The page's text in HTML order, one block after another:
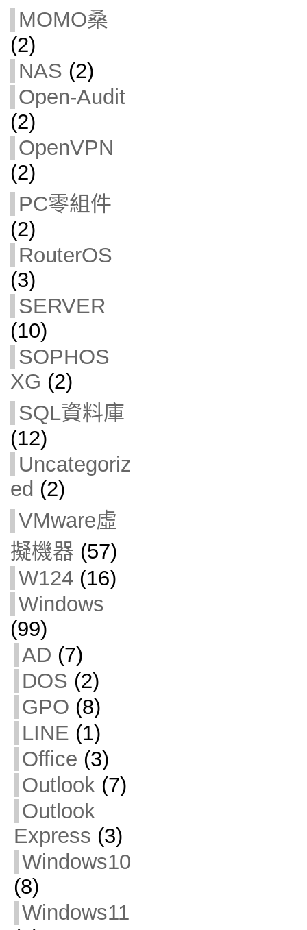
MOMO桑
(2)
NAS (2)
Open-Audit
(2)
OpenVPN
(2)
PC零組件
(2)
RouterOS
(3)
SERVER
(10)
SOPHOS
XG (2)
SQL資料庫
(12)
Uncategoriz
ed (2)
VMware虛
擬機器 (57)
W124(16)
Windows
(99)
AD (7)
DOS (2)
GPO (8)
LINE (1)
Office (3)
Outlook(7)
Outlook
Express (3)
Windows10
(8)
Windows11